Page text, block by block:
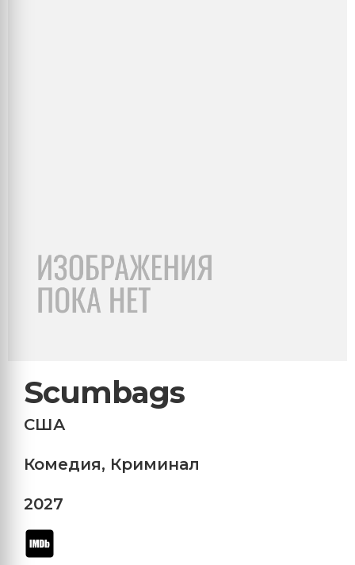
Scumbags
США
Комедия, Криминал
2027